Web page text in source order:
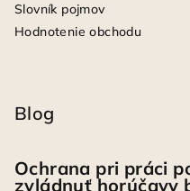
Slovník pojmov
Hodnotenie obchodu
Blog
Ochrana pri práci
zvládnuť horúčavy